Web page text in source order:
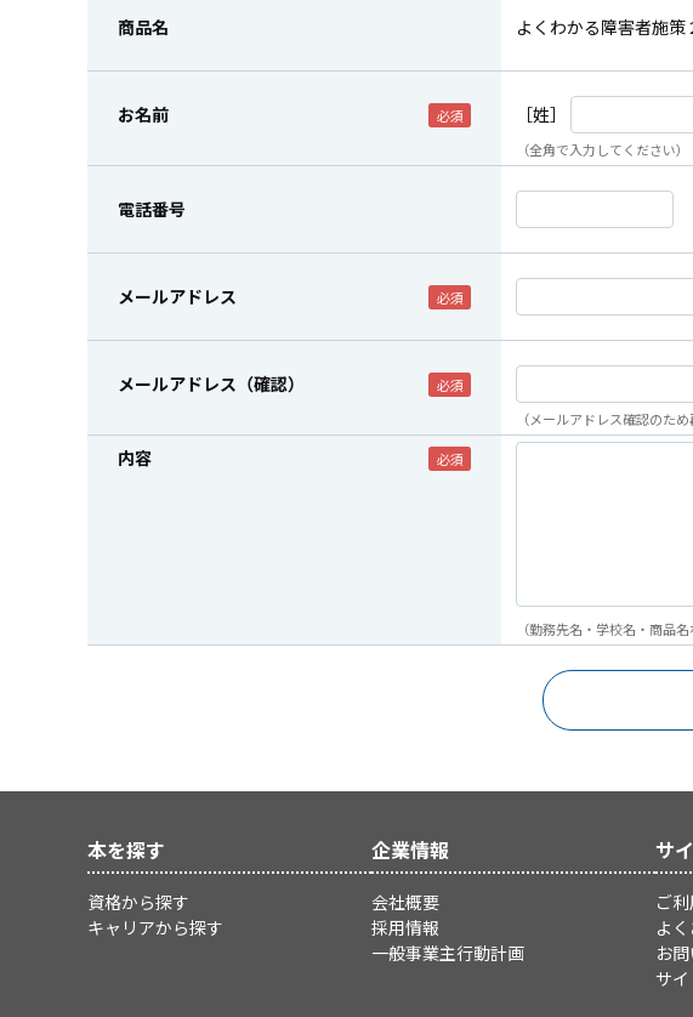
商品名 よくわかる障害者施策
お名前 ［姓］
（全角で入力してください）
電話番号
メールアドレス
メールアドレス（確認）
（メールアドレス確認のた
内容
（勤務先名・学校名・商品
本を探す
資格から探す
キャリアから探す
企業情報
会社概要
採用情報
一般事業主行動計画
サ
ご
よ
お
サ